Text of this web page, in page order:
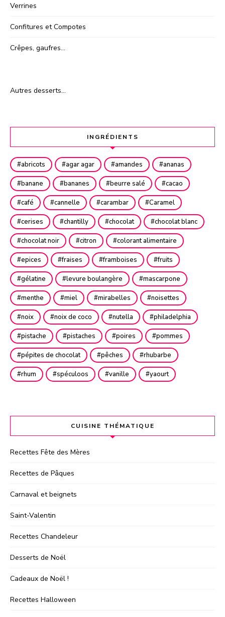
Verrines
Confitures et Compotes
Crêpes, gaufres…
Autres desserts…
INGRÉDIENTS
abricots agar agar amandes ananas
banane bananes beurre salé cacao
café cannelle carambar Caramel
cerises chantilly chocolat chocolat blanc
chocolat noir citron colorant alimentaire
epices fraises framboises fruits
gélatine levure boulangère mascarpone
menthe miel mirabelles noisettes
noix noix de coco nutella philadelphia
pistache pistaches poires pommes
pépites de chocolat pêches rhubarbe
rhum spéculoos vanille yaourt
CUISINE THÉMATIQUE
Recettes Fête des Mères
Recettes de Pâques
Carnaval et beignets
Saint-Valentin
Recettes Chandeleur
Desserts de Noël
Cadeaux de Noël !
Recettes Halloween